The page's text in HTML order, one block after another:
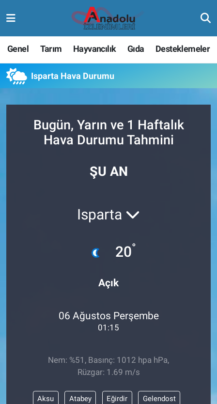
Genel Tarım Hayvancılık Gıda Desteklemeler
Isparta Hava Durumu
Bugün, Yarın ve 1 Haftalık
Hava Durumu Tahmini
ŞU AN
Isparta
20°
Açık
06 Ağustos Perşembe
01:15
Nem: %51, Basınç: 1012 hpa hPa,
Rüzgar: 1.69 m/s
Aksu Atabey Eğirdir Gelendost